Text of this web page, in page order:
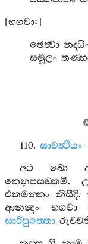
[භගවා:]
ඡෙත්‍වා
සමූලං
110. සාවත්‍ථියං–
අථ
ඛො
තෙනුපසඞ‍්කමි.
එකමන‍්තං නිසීදි.
ආනන්‍දං
භගවා
සාරිපුත‍්තො